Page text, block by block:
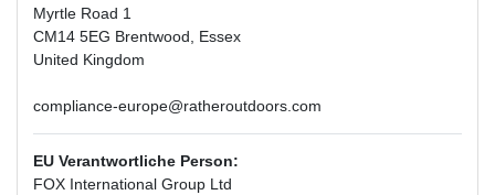
Myrtle Road 1
CM14 5EG Brentwood, Essex
United Kingdom
compliance-europe@ratheroutdoors.com
EU Verantwortliche Person:
FOX International Group Ltd